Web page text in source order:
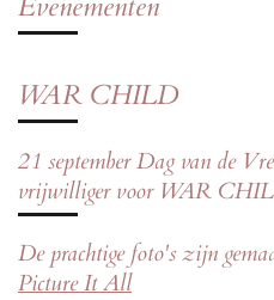
Evenementen
WAR CHILD
21 september Dag van de
vrijwilliger voor WAR
De prachtige foto's zijn
Picture It All